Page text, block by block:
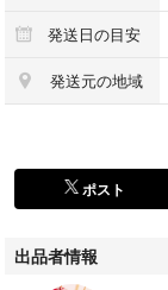
発送日の目安
発送元の地域
ポスト
出品者情報